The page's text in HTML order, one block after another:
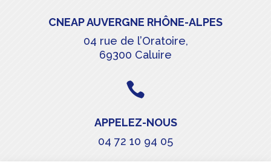
CNEAP AUVERGNE RHÔNE-ALPES
04 rue de l’Oratoire,
69300 Caluire

APPELEZ-NOUS
04 72 10 94 05